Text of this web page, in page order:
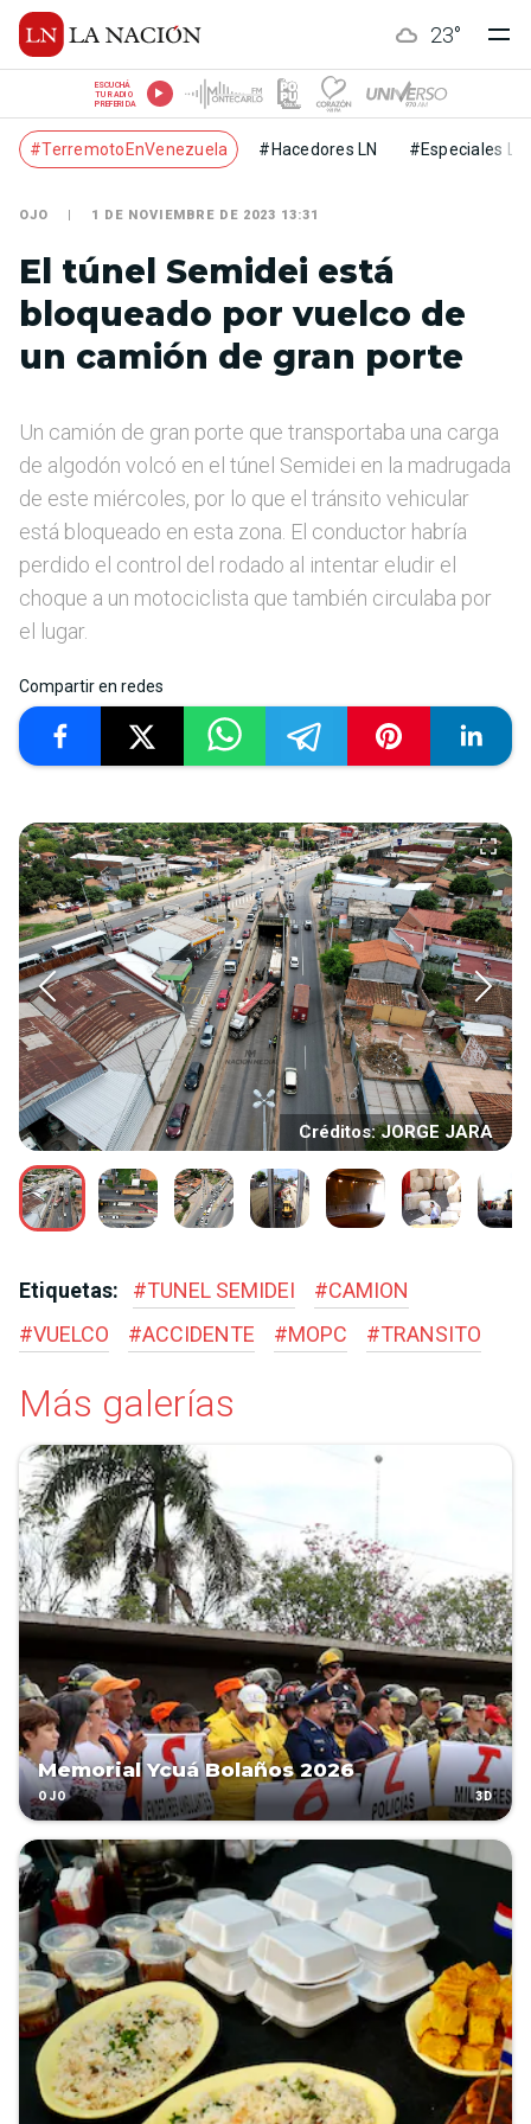
23°
ESCUCHÁ
TU RADIO
PREFERIDA
#TerremotoEnVenezuela #Hacedores LN #Especiales LN
OJO 1 DE NOVIEMBRE DE 2023 13:31
El túnel Semidei está
bloqueado por vuelco de
un camión de gran porte
Un camión de gran porte que transportaba una carga
de algodón volcó en el túnel Semidei en la madrugada
de este miércoles, por lo que el tránsito vehicular
está bloqueado en esta zona. El conductor habría
perdido el control del rodado al intentar eludir el
choque a un motociclista que también circulaba por
el lugar.
Compartir en redes
Créditos: JORGE JARA
Etiquetas: #TUNEL SEMIDEI #CAMION
#VUELCO #ACCIDENTE #MOPC #TRANSITO
Más galerías
Memorial Ycuá Bolaños 2026
OJO 3D